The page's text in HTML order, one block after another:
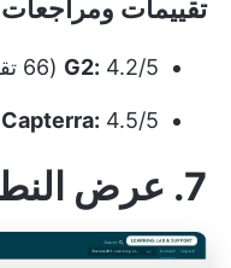
تقييمات ومراجعات MessageBird:
G2: 4.2/5 (66 تقييم)
Capterra: 4.5/5 (150 تقييم)
7. عرض النطاق الترددي